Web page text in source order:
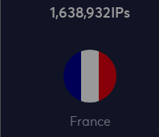
1,638,932 IPs
France